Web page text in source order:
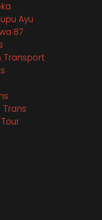
Ayu
87
Transport
Trans